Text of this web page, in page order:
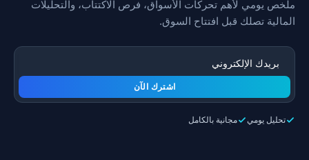
ملخص يومي لأهم تحركات الأسواق، فرص الاكتتاب، والتحليلات
المالية تصلك قبل افتتاح السوق.
اشترك الآن
تحليل يومي مجانية بالكامل